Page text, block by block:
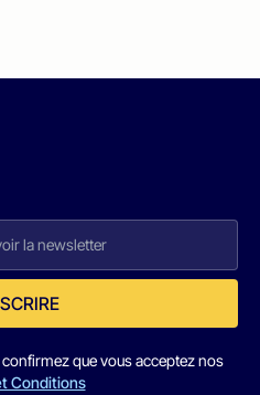
que vous acceptez nos
Conditions